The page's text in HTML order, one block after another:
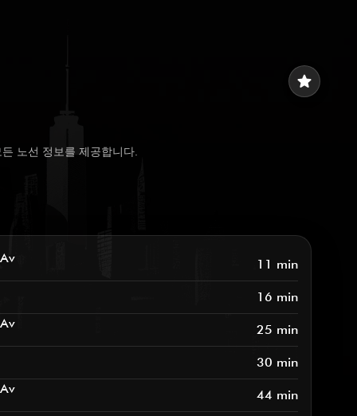
star
노선 정보를 제공합니다.
11 min
16 min
25 min
30 min
44 min